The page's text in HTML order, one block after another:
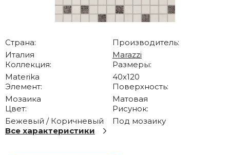
Страна:
Италия
Производитель:
Marazzi
Коллекция:
Materika
Размеры:
40x120
Элемент:
Мозаика
Поверхность:
Матовая
Цвет:
Бежевый / Коричневый
Рисунок:
Под мозаику
Все характеристики